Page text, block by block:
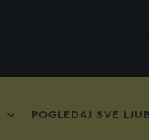
POGLEDAJ SVE